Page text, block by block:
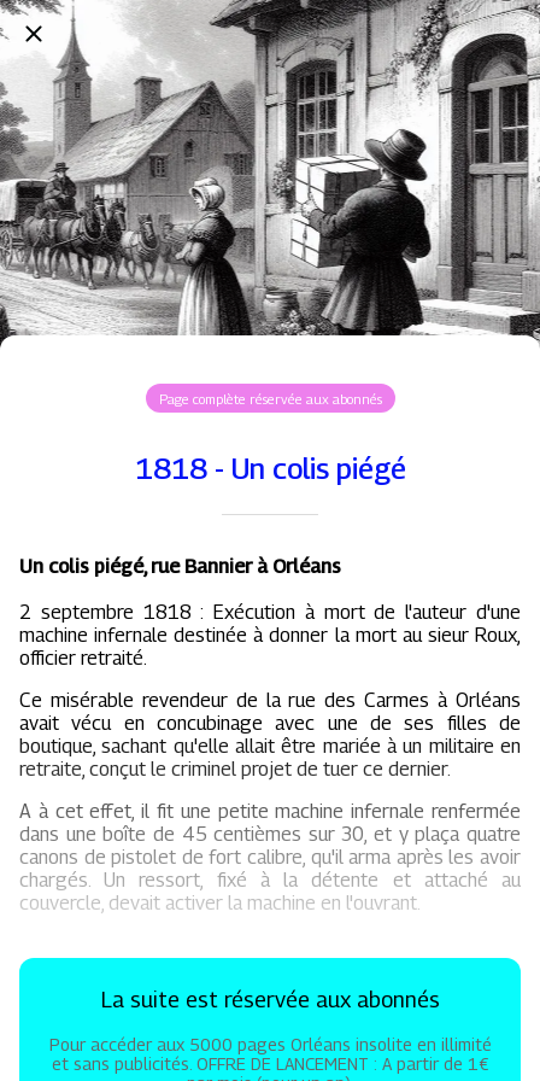
Page complète réservée aux abonnés
1818 - Un colis piégé
Un colis piégé, rue Bannier à Orléans
2 septembre 1818 : Exécution à mort de l'auteur d'une
machine infernale destinée à donner la mort au sieur Roux,
officier retraité.
Ce misérable revendeur de la rue des Carmes à Orléans
avait vécu en concubinage avec une de ses filles de
boutique, sachant qu'elle allait être mariée à un militaire en
retraite, conçut le criminel projet de tuer ce dernier.
A à cet effet, il fit une petite machine infernale renfermée
dans une boîte de 45 centièmes sur 30, et y plaça quatre
canons de pistolet de fort calibre, qu'il arma après les avoir
chargés. Un ressort, fixé à la détente et attaché au
couvercle, devait activer la machine en l'ouvrant.
La suite est réservée aux abonnés
Pour accéder aux 5000 pages Orléans insolite en illimité
et sans publicités. OFFRE DE LANCEMENT : A partir de 1€